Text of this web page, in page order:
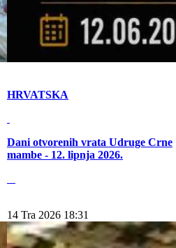
HRVATSKA
Dani otvorenih vrata Udruge Crne
mambe - 12. lipnja 2026.
14 Tra 2026 18:31